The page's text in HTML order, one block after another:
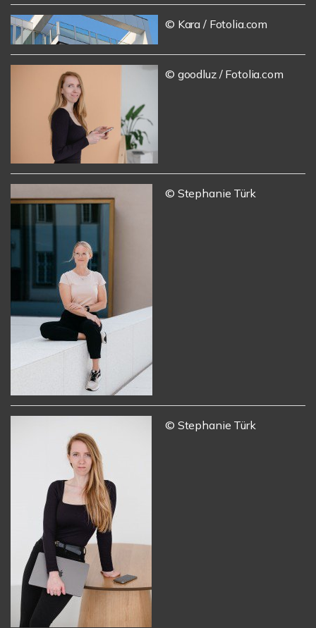
© Kara / Fotolia.com
© goodluz / Fotolia.com
© Stephanie Türk
© Stephanie Türk